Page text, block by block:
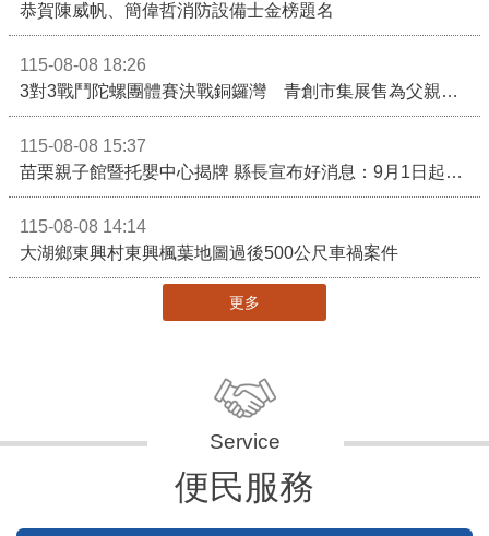
恭賀陳威帆、簡偉哲消防設備士金榜題名
115-08-08 18:26
3對3戰鬥陀螺團體賽決戰銅鑼灣 青創市集展售為父親節增添繽紛
115-08-08 15:37
苗栗親子館暨托嬰中心揭牌 縣長宣布好消息：9月1日起調降臨時托嬰費用
115-08-08 14:14
大湖鄉東興村東興楓葉地圖過後500公尺車禍案件
更多
便民服務